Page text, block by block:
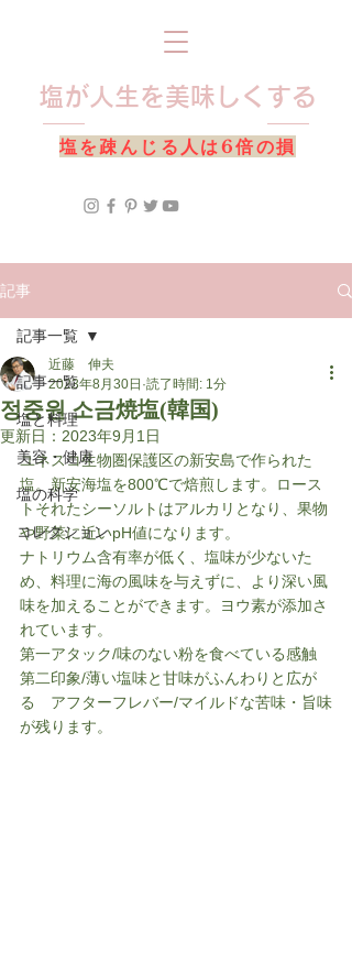
​塩を疎んじる人は6倍の損
​塩が人生を美味しくする
記事
記事一覧
塩と料理
美容・健康
塩の科学
コレクション
記事一覧
정중원 소금焼塩(韓国)
近藤 伸夫
2023年8月30日 読了時間: 1分
更新日： 2023年9月1日
ユネスコ生物圏保護区の新安島で作られた
塩。新安海塩を800℃で焙煎します。ロース
トそれたシーソルトはアルカリとなり、果物
や野菜に近いpH値になります。
ナトリウム含有率が低く、塩味が少ないた
め、料理に海の風味を与えずに、より深い風
味を加えることができます。ヨウ素が添加さ
れています。
第一アタック/味のない粉を食べている感触
第二印象/薄い塩味と甘味がふんわりと広が
る　アフターフレバー/マイルドな苦味・旨味
が残ります。